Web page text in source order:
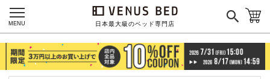
日本最大級のベッド専門店
MENU
ご利用ガイド 会社概要
特定商取引法に基づく表記 プライバシーポリシー